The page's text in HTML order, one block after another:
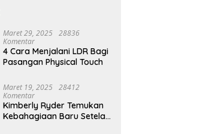
Maret 29, 2025
28836
Komentar
4 Cara Menjalani LDR Bagi
Pasangan Physical Touch
Maret 19, 2025
28412
Komentar
Kimberly Ryder Temukan
Kebahagiaan Baru Setelah